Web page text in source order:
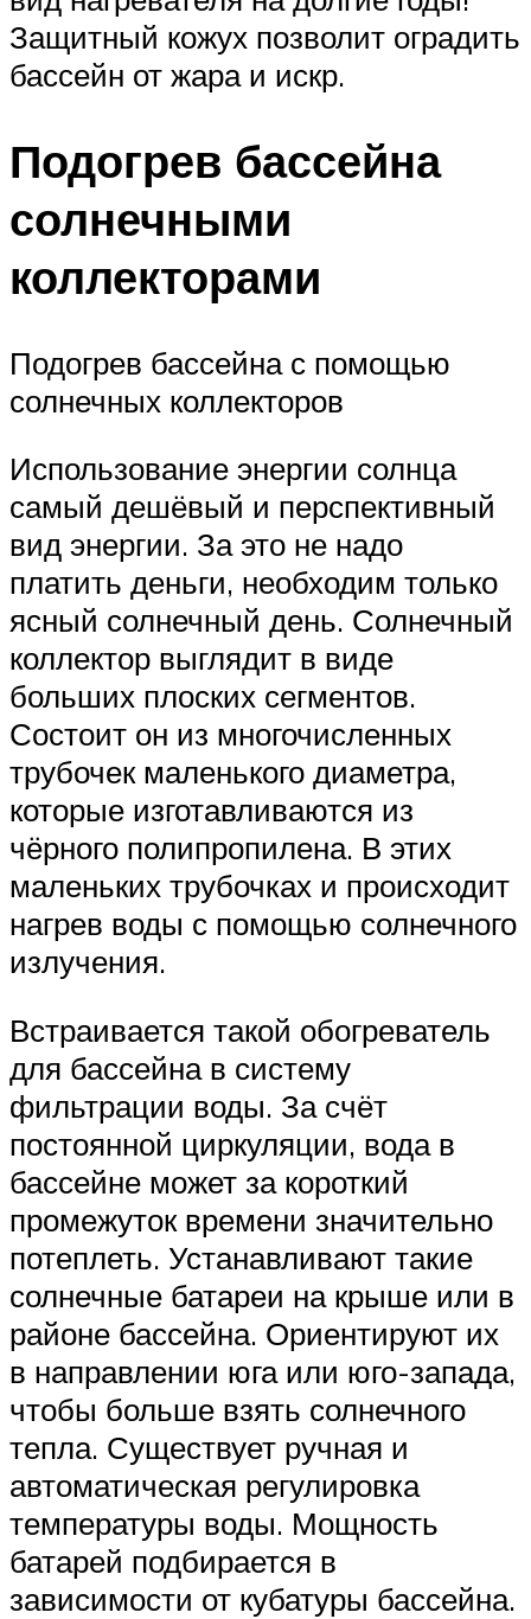
Защитный кожух позволит оградить
бассейн от жара и искр.
Подогрев бассейна
солнечными
коллекторами
Подогрев бассейна с помощью
солнечных коллекторов
Использование энергии солнца
самый дешёвый и перспективный
вид энергии. За это не надо
платить деньги, необходим только
ясный солнечный день. Солнечный
коллектор выглядит в виде
больших плоских сегментов.
Состоит он из многочисленных
трубочек маленького диаметра,
которые изготавливаются из
чёрного полипропилена. В этих
маленьких трубочках и происходит
нагрев воды с помощью солнечного
излучения.
Встраивается такой обогреватель
для бассейна в систему
фильтрации воды. За счёт
постоянной циркуляции, вода в
бассейне может за короткий
промежуток времени значительно
потеплеть. Устанавливают такие
солнечные батареи на крыше или в
районе бассейна. Ориентируют их
в направлении юга или юго-запада,
чтобы больше взять солнечного
тепла. Существует ручная и
автоматическая регулировка
температуры воды. Мощность
батарей подбирается в
зависимости от кубатуры бассейна.